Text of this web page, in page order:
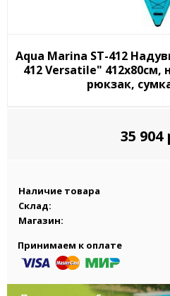
Aqua Marina ST-412
412 Versatile" 412x80см,
рюкзак,
35 904
Наличие товара
Склад:
Магазин:
Принимаем к оплате